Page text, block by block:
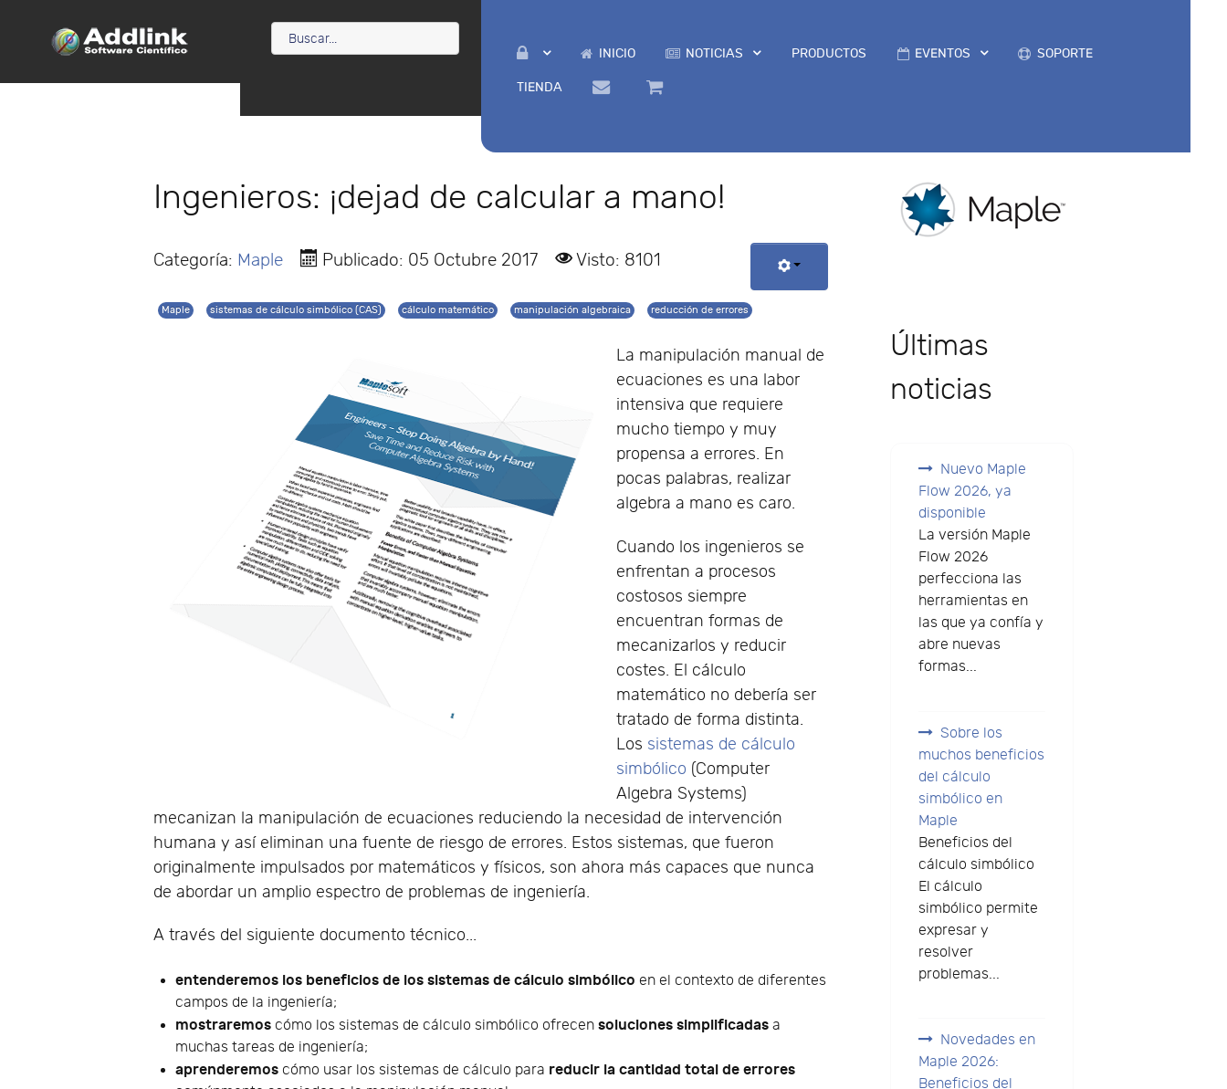
INICIO NOTICIAS PRODUCTOS EVENTOS SOPORTE
TIENDA
Ingenieros: ¡dejad de calcular a mano!
Categoría: Maple Publicado: 05 Octubre 2017 Visto: 8101
Maple sistemas de cálculo simbólico (CAS) cálculo matemático manipulación algebraica reducción de errores
La manipulación manual de
ecuaciones es una labor
intensiva que requiere
mucho tiempo y muy
propensa a errores. En
pocas palabras, realizar
algebra a mano es caro.
Cuando los ingenieros se
enfrentan a procesos
costosos siempre
encuentran formas de
mecanizarlos y reducir
costes. El cálculo
matemático no debería ser
tratado de forma distinta.
Los sistemas de cálculo
simbólico (Computer
Algebra Systems)
mecanizan la manipulación de ecuaciones reduciendo la necesidad de intervención
humana y así eliminan una fuente de riesgo de errores. Estos sistemas, que fueron
originalmente impulsados por matemáticos y físicos, son ahora más capaces que nunca
de abordar un amplio espectro de problemas de ingeniería.
A través del siguiente documento técnico...
entenderemos los beneficios de los sistemas de cálculo simbólico en el contexto de diferentes
campos de la ingeniería;
mostraremos cómo los sistemas de cálculo simbólico ofrecensoluciones simplificadas a
muchas tareas de ingeniería;
aprenderemos cómo usar los sistemas de cálculo para reducir la cantidad total de errores
Últimas
noticias
Nuevo Maple
Flow 2026, ya
disponible
La versión Maple
Flow 2026
perfecciona las
herramientas en
las que ya confía y
abre nuevas
formas...
Sobre los
muchos beneficios
del cálculo
simbólico en
Maple
Beneficios del
cálculo simbólico
El cálculo
simbólico permite
expresar y
resolver
problemas...
Novedades en
Maple 2026:
Beneficios del